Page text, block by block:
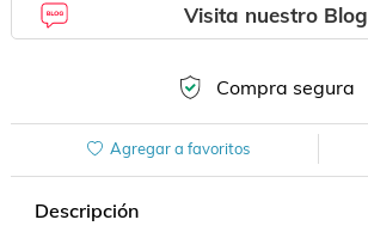
Visita nuestro Blog
Compra segura
Agregar a favoritos
Descripción